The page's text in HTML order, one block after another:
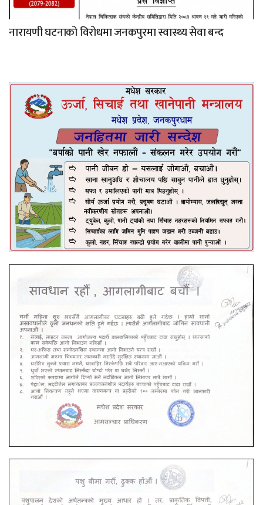
नारायणी घटनाको विरोधमा जनकपुरमा स्वास्थ्य सेवा बन्द